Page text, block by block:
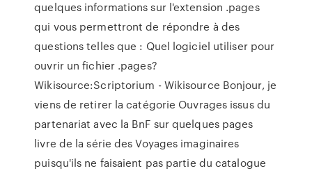
quelques informations sur l'extension .pages
qui vous permettront de répondre à des
questions telles que : Quel logiciel utiliser pour
ouvrir un fichier .pages?
Wikisource:Scriptorium - Wikisource Bonjour, je
viens de retirer la catégorie Ouvrages issus du
partenariat avec la BnF sur quelques pages
livre de la série des Voyages imaginaires
puisqu'ils ne faisaient pas partie du catalogue